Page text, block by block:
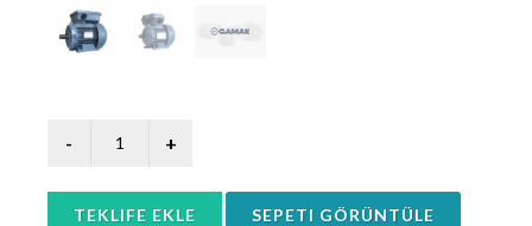
TEKLIFE EKLE SEPETI GÖRÜNTÜLE